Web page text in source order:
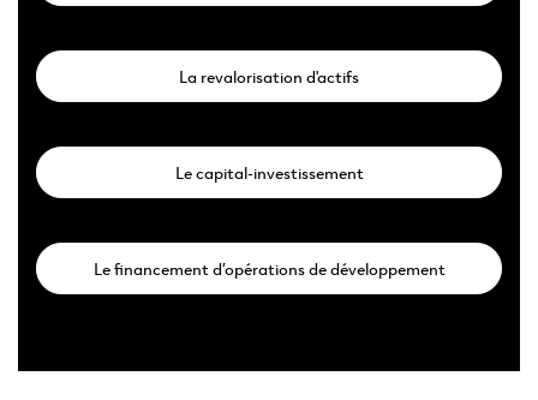
La revalorisation d'actifs
Le capital-investissement
Le financement d’opérations de développement